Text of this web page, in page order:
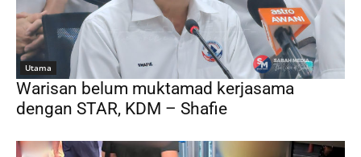
Utama
Warisan belum muktamad kerjasama
dengan STAR, KDM – Shafie